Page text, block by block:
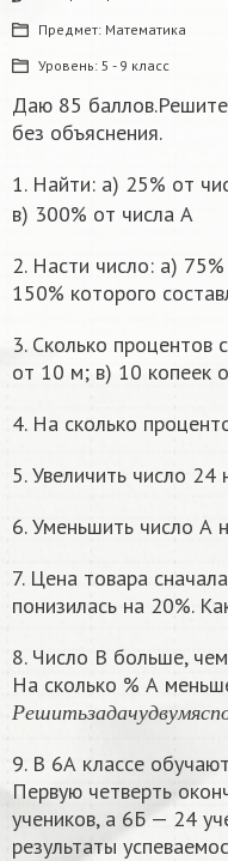
Предмет: Математика
Уровень: 5 - 9 класс
Даю 85
без объяснения.
1. Найти: а) 25% от
в) 300% от числа А
2. Насти число: а)
150% которого
3. Сколько процентов
от 10 м; в) 10 копеек
4. На сколько
5. Увеличить число 24
6. Уменьшить число А
7. Цена товара
понизилась на 20%.
8. Число В больше,
На сколько % А
Р е ш и т ьз а д а ч у д в умяс п
Ре шитьза да чу двум
9. В 6А классе
Первую четверть
учеников, а 6Б — 24
результаты